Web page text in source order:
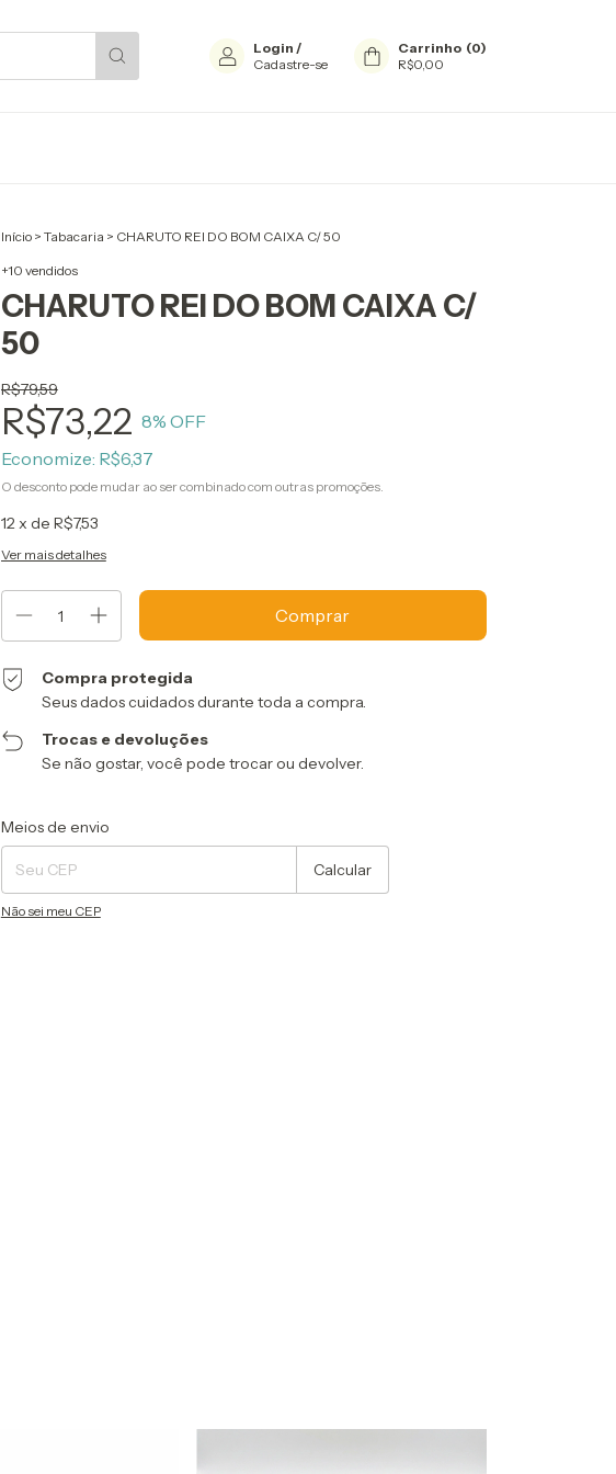
Login /
Cadastre-se
Carrinho (0)
R$0,00
Início > Tabacaria > CHARUTO REI DO BOM CAIXA C/ 50
+10 vendidos
CHARUTO REI DO BOM CAIXA C/
50
R$79,59
R$73,22 8% OFF
Economize: R$6,37
O desconto pode mudar ao ser combinado com outras promoções.
12x de R$7,53
Ver mais detalhes
Compra protegida
Seus dados cuidados durante toda a compra.
Trocas e devoluções
Se não gostar, você pode trocar ou devolver.
Entregas para o CEP:
Meios de envio
Calcular
Não sei meu CEP